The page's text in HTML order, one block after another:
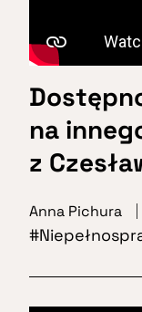
na
z
Anna Pichura